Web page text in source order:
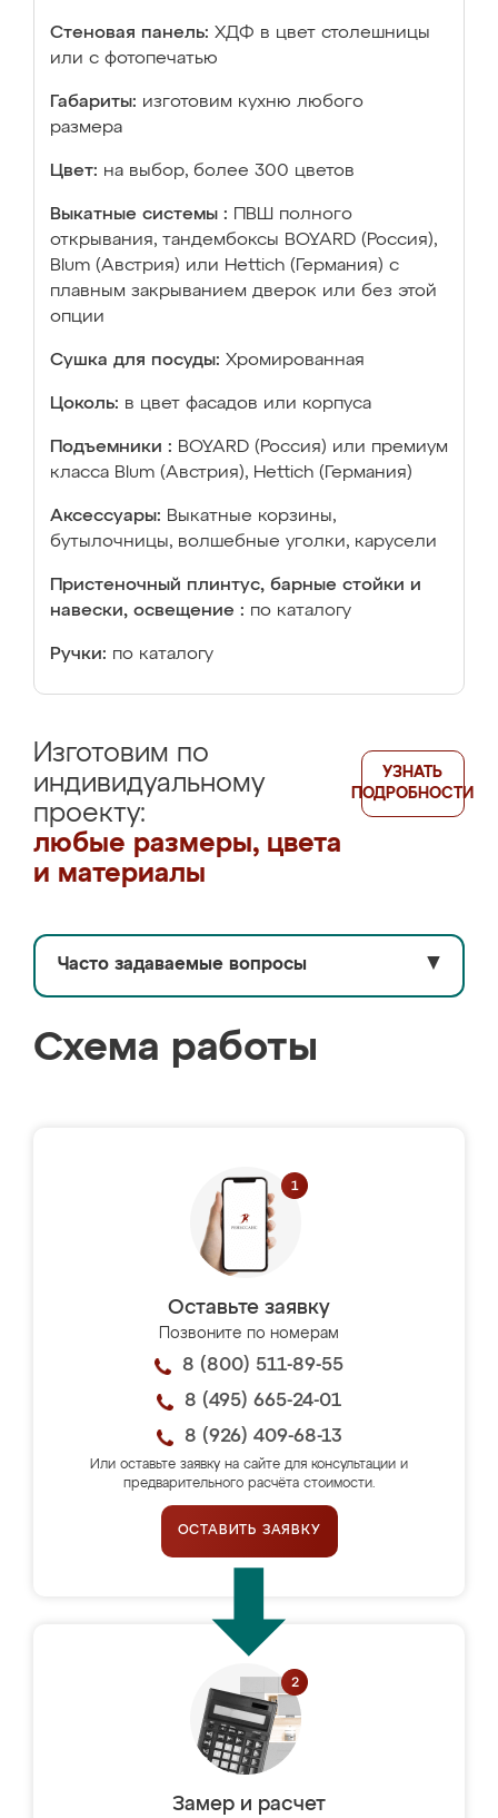
Стеновая панель: ХДФ в цвет столешницы
или с фотопечатью
Габариты: изготовим кухню любого
размера
Цвет: на выбор, более 300 цветов
Выкатные системы :
ПВШ полного
открывания, тандембоксы BOYARD (Россия),
Blum (Австрия) или Hettich (Германия) с
плавным закрыванием дверок или без этой
опции
Сушка для посуды: Хромированная
Цоколь: в цвет фасадов или корпуса
Подъемники : BOYARD (Россия) или премиум
класса Blum (Австрия), Hettich (Германия)
Аксессуары: Выкатные корзины,
бутылочницы, волшебные уголки, карусели
Пристеночный плинтус, барные стойки и
навески, освещение : по каталогу
Ручки: по каталогу
Изготовим по
индивидуальному
проекту:
любые размеры, цвета
и материалы
УЗНАТЬ
ПОДРОБНОСТИ
Часто задаваемые вопросы ▼
Схема работы
Оставьте заявку
Позвоните по номерам
8 (800) 511-89-55
8 (495) 665-24-01
8 (926) 409-68-13
Или оставьте заявку на сайте для консультации и
предварительного расчёта стоимости.
ОСТАВИТЬ ЗАЯВКУ
Замер и расчет